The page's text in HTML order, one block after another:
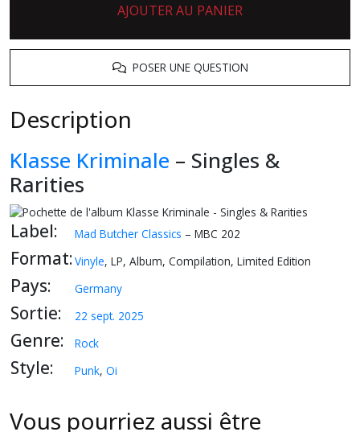
AJOUTER AU PANIER
POSER UNE QUESTION
Description
Klasse Kriminale – Singles &
Rarities
Label: Mad Butcher Classics – MBC 202
Format: Vinyle, LP, Album, Compilation, Limited Edition
Pays: Germany
Sortie: 22 sept. 2025
Genre: Rock
Style: Punk, Oi
Vous pourriez aussi être